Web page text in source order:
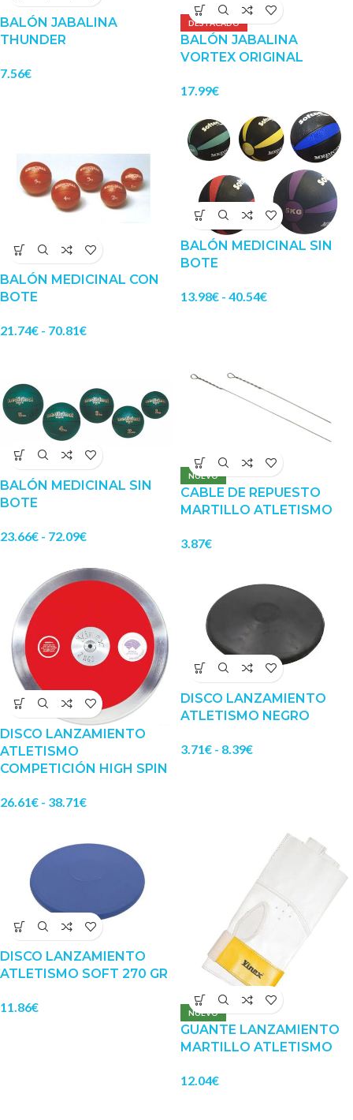
BALÓN JABALINA
THUNDER
7.56€
DESTACADO
BALÓN JABALINA
VORTEX ORIGINAL
17.99€
BALÓN MEDICINAL CON
BOTE
21.74€ - 70.81€
BALÓN MEDICINAL SIN
BOTE
13.98€ - 40.54€
BALÓN MEDICINAL SIN
BOTE
23.66€ - 72.09€
NUEVO
CABLE DE REPUESTO
MARTILLO ATLETISMO
3.87€
DISCO LANZAMIENTO
ATLETISMO
COMPETICIÓN HIGH SPIN
26.61€ - 38.71€
DISCO LANZAMIENTO
ATLETISMO NEGRO
3.71€ - 8.39€
DISCO LANZAMIENTO
ATLETISMO SOFT 270 GR
11.86€ NUEVO
GUANTE LANZAMIENTO
MARTILLO ATLETISMO
12.04€